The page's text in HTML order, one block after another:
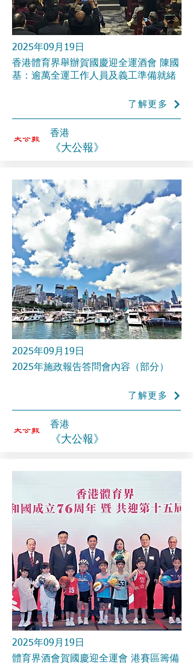
2025年09月19日
香港體育界舉辦賀國慶迎全運酒會 陳國
基：逾萬全運工作人員及義工準備就緒
了解更多
香港
《大公報》
2025年09月19日
2025年施政報告答問會內容（部分）
了解更多
香港
《大公報》
2025年09月19日
體育界酒會賀國慶迎全運會 港賽區籌備